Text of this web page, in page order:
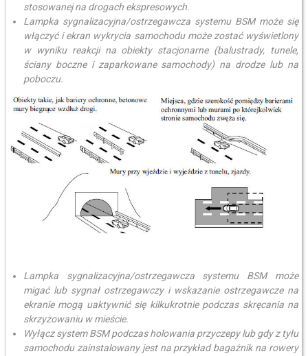
stosowanej na drogach ekspresowych.
Lampka sygnalizacyjna/ostrzegawcza systemu BSM może się
włączyć i ekran wykrycia samochodu może zostać wyświetlony
w wyniku reakcji na obiekty stacjonarne (balustrady, tunele,
ściany boczne i zaparkowane samochody) na drodze lub na
poboczu.
Lampka sygnalizacyjna/ostrzegawcza systemu BSM może
migać lub sygnał ostrzegawczy i wskazanie ostrzegawcze na
ekranie mogą uaktywnić się kilkukrotnie podczas skręcania na
skrzyżowaniu w mieście.
Wyłącz system BSM podczas holowania przyczepy lub gdy z tyłu
samochodu zainstalowany jest na przykład bagażnik na rowery